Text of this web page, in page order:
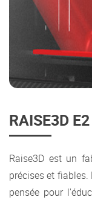
RAISE3D
Raise3D est un
précises et
pensée pour